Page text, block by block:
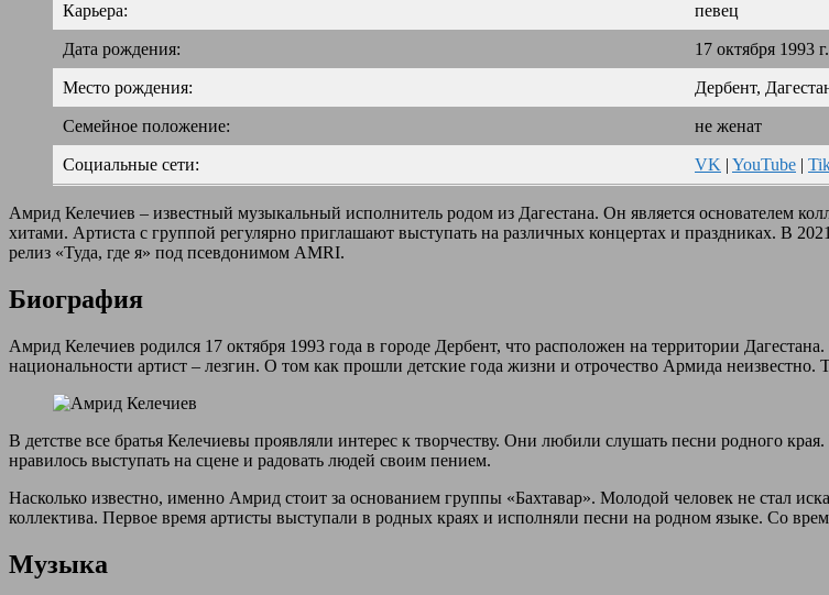
Карьера: певец
Дата рождения: 17 октября 1993 г.
Место рождения: Дербент,
Семейное положение: не женат
Социальные сети: VK | YouTube |
Амрид Келечиев – известный музыкальный исполнитель родом из Дагестана. Он является основателем
хитами. Артиста с группой регулярно приглашают выступать на различных концертах и праздниках. В
релиз «Туда, где я» под псевдонимом AMRI.
Биография
Амрид Келечиев родился 17 октября 1993 года в городе Дербент, что расположен на территории
национальности артист – лезгин. О том как прошли детские года жизни и отрочество Армида
В детстве все братья Келечиевы проявляли интерес к творчеству. Они любили слушать песни родного
нравилось выступать на сцене и радовать людей своим пением.
Насколько известно, именно Амрид стоит за основанием группы «Бахтавар». Молодой человек не стал
коллектива. Первое время артисты выступали в родных краях и исполняли песни на родном языке. Со
Музыка